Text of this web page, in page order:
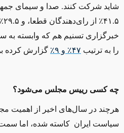
شاید شرکت کنند. صدا و سیمای
خبرگزاری تسنیم هم که وابسته به
را به ترتیب ۴۷٪ و ۹٪ گزارش کرده
چه کسی رییس مجلس می‌شود؟
هرچند در سال‌های اخیر از اهمیت
سیاست ایران کاسته شده، اما